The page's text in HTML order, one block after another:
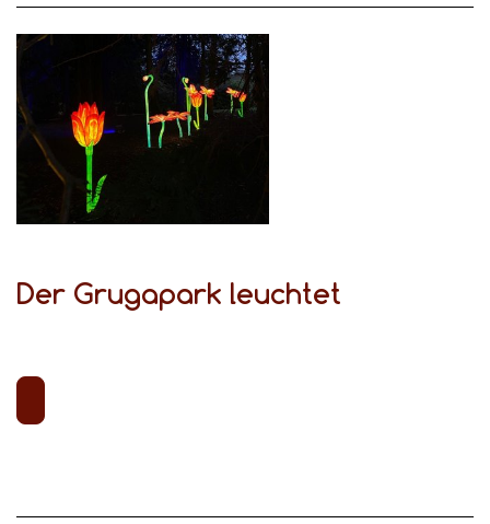
Der Grugapark leuchtet